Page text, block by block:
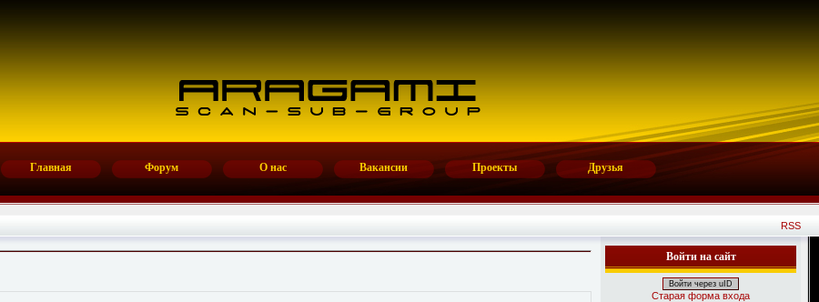
Главная Форум О нас Вакансии Проекты Друзья
RSS
Войти на сайт
Войти через uID
Старая форма входа